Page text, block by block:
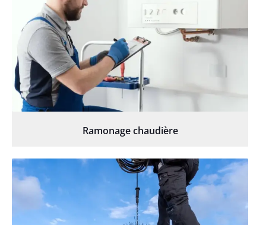
Ramonage chaudière